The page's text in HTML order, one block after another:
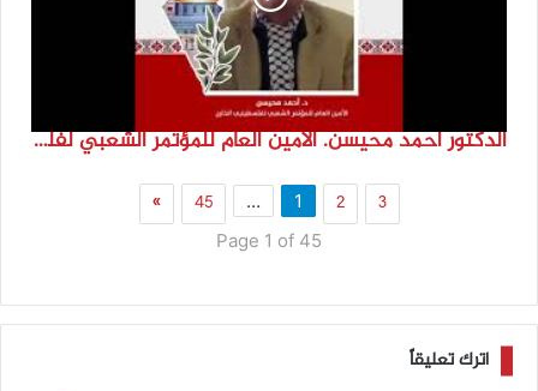
الدكتور احمد محيسن. الامين العام للمؤتمر الشعبي لفلسطينيي الخارج
1 2 3
…
45
»
Page 1 of 45
اترك تعليقاً